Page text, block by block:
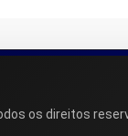
os direitos